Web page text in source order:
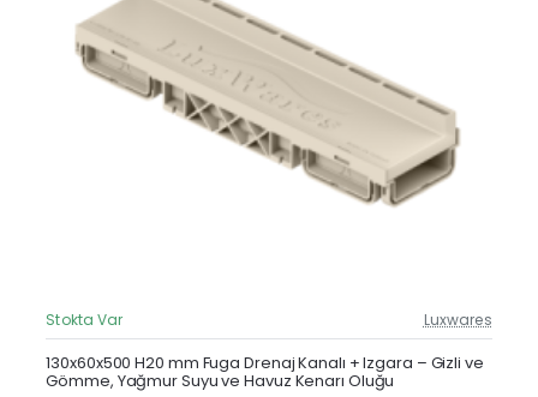
Güncel Fiyat
Yeni Ürün
Stokta Var Luxwares
130x60x500 H20 mm Fuga Drenaj Kanalı + Izgara – Gizli ve
Gömme, Yağmur Suyu ve Havuz Kenarı Oluğu